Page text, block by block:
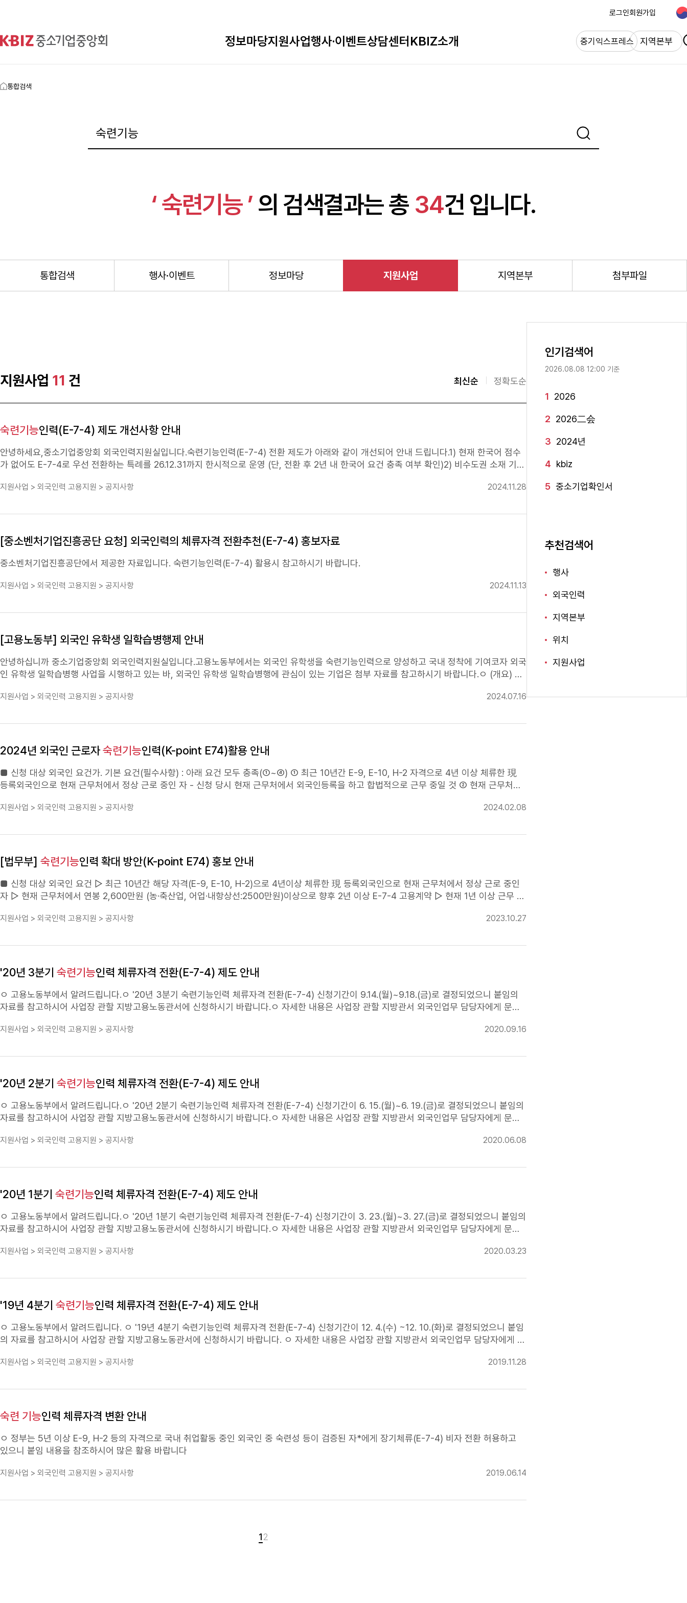
로그인회원가입
정보마당지원사업행사·이벤트상담센터KBIZ소개 중기익스프레스 지역본부
통합검색
‘ 숙련기능 ’ 의 검색결과는 총 34건 입니다.
통합검색 행사·이벤트 정보마당 지원사업 지역본부 첨부파일
지원사업 11 건 최신순 정확도순
숙련기능인력(E-7-4) 제도 개선사항 안내
안녕하세요,중소기업중앙회 외국인력지원실입니다.숙련기능인력(E-7-4) 전환 제도가 아래와 같이 개선되어 안내 드립니다.1) 현재 한국어 점수
가 없어도 E-7-4로 우선 전환하는 특례를 26.12.31까지 한시적으로 운영 (단, 전환 후 2년 내 한국어 요건 충족 여부 확인)2) 비수도권 소재 기업
액 추가 (현행: 연평균 공사금액 1억당 0.1명 = 개선: 시공능력평가액 1억당 0.4명 병행)자세한 내용은 붙임 파일을 참고 바랍니다.감사합니다.문
지원사업 > 외국인력 고용지원 > 공지사항 2024.11.28
[중소벤처기업진흥공단 요청] 외국인력의 체류자격 전환추천(E-7-4) 홍보자료
중소벤처기업진흥공단에서 제공한 자료입니다. 숙련기능인력(E-7-4) 활용시 참고하시기 바랍니다.
지원사업 > 외국인력 고용지원 > 공지사항 2024.11.13
[고용노동부] 외국인 유학생 일학습병행제 안내
안녕하십니까 중소기업중앙회 외국인력지원실입니다.고용노동부에서는 외국인 유학생을 숙련기능인력으로 양성하고 국내 정착에 기여코자 외국
인 유학생 일학습병행 사업을 시행하고 있는 바, 외국인 유학생 일학습병행에 관심이 있는 기업은 첨부 자료를 참고하시기 바랍니다.ㅇ (개요) 기
련과 이론교육 병행 - 현장에서 실제로 사용되는 시설·장비를 이용한 도제식 현장 교육훈련(OJT) - 공동훈련센터(학교)에서 체계적인 이론교육
영부 - 이메일: ettru@hrdkorea.or.kr - 유선: 052-714-8283, 8224
지원사업 > 외국인력 고용지원 > 공지사항 2024.07.16
2024년 외국인 근로자숙련기능인력(K-point E74)활용 안내
■ 신청 대상 외국인 요건가. 기본 요건(필수사항) : 아래 요건 모두 충족(①~④) ① 최근 10년간 E-9, E-10, H-2 자격으로 4년 이상 체류한 現
등록외국인으로 현재 근무처에서 정상 근로 중인 자 - 신청 당시 현재 근무처에서 외국인등록을 하고 합법적으로 근무 중일 것 ② 현재 근무처에
고용계약이 되어 있을 것 - E-7-4로 자격변경이 되면 지급 예정 연봉이 2,600만 원 이상이 되는 것으로 고용계약이 되어 있을 것​ ​(다만, 농․축산
제도 ○ (개요) 해당 외국인이 현재 1년 이상 근무 중인 기업의 대표가 추천(붙임5 추천서 발급) → “고용기업 추천”은 K-point E74 전환 시 필수
이상 등재된 국민과 취업할 수 있는 체류자격을 가진 외국인근로자 ** 허용 계산값의 소수점 이하는 올림 하며, 현재 E-9 및 E-10 외국인 근로자
를 고용하고 있는 기업의 경우 최소 1명 추천 가능 - (추천범위 예시) 상시근로자 100명인 사업장은 최대 20개(20명)의 추천권 행사 가능 ○ (추
천 제한) 시행 이후 임금 체불, 폭행 등 인권침해 발생 또는 외국인 불법 고용 시 해당 기업은 즉시 추천권 박탈 및 향후 5년간 추천 불허 ④ 점수
제 총점 300점에서 가점 포함 최소 200점 이상자[기본항목의 평균소득과 한국어능력이 각각 최소 점수(50점) 이상인 자에 한함] : 붙임1 점수표
그램 사전평가 3단계 배정(41점) 이상일 것 * 단, 재입국 공백 등으로 최근 2년 간 소득입증이 불가능한 경우, '18년~'22년 중 연간 단위로 소득
2,400만원 이상으로 완화 적용■ 신청 일정 및 방법○ (일정) '24. 2. 1.(목) ~ '24. 12. 20.(금), 쿼터 마감 전까지 상시 접수 ○ (방법) 하이코리아
끝자리에 따른 신청 요일 지정 (예: 1990년생→금요일, 1993년생→수요일, 1987년생→화요일 ․․․․․․)신청 가능 요일월화수목금출생 연도 끝자리
문의사항○ 하이코리아 www.hikorea.go.kr / 외국인종합안내센터 국번없이 1345
지원사업 > 외국인력 고용지원 > 공지사항 2024.02.08
[법무부] 숙련기능인력 확대 방안(K-point E74) 홍보 안내
■ 신청 대상 외국인 요건 ▷ 최근 10년간 해당 자격(E-9, E-10, H-2)으로 4년이상 체류한 現 등록외국인으로 현재 근무처에서 정상 근로 중인
자 ▷ 현재 근무처에서 연봉 2,600만원 (농·축산업, 어업·내항상선:2500만원)이상으로 향후 2년 이상 E-7-4 고용계약 ▷ 현재 1년 이상 근무 중
200점 이상자 ■ 신청 일정 및 방법 ▷ 일정 : '23. 9.25.(월) ~ '23.12.20.(수) 쿼터마감 전까지 상시 접수 ▷ 방법 : 하이코리아 전자민원을 통한
(예:1990년생→금요일, 1993년생→수요일, 1987년생→화요일,···)신청 가능 요일월화수목금출생 연도 끝자리1, 62, 73, 84, 95, 0 ■ 문의사
지원사업 > 외국인력 고용지원 > 공지사항 2023.10.27
'20년 3분기 숙련기능인력 체류자격 전환(E-7-4) 제도 안내
ㅇ 고용노동부에서 알려드립니다.ㅇ '20년 3분기 숙련기능인력 체류자격 전환(E-7-4) 신청기간이 9.14.(월)~9.18.(금)로 결정되었으니 붙임의
자료를 참고하시어 사업장 관할 지방고용노동관서에 신청하시기 바랍니다.ㅇ 자세한 내용은 사업장 관할 지방관서 외국인업무 담당자에게 문의
지원사업 > 외국인력 고용지원 > 공지사항 2020.09.16
'20년 2분기 숙련기능인력 체류자격 전환(E-7-4) 제도 안내
ㅇ 고용노동부에서 알려드립니다.ㅇ '20년 2분기 숙련기능인력 체류자격 전환(E-7-4) 신청기간이 6. 15.(월)~6. 19.(금)로 결정되었으니 붙임의
자료를 참고하시어 사업장 관할 지방고용노동관서에 신청하시기 바랍니다.ㅇ 자세한 내용은 사업장 관할 지방관서 외국인업무 담당자에게 문의
지원사업 > 외국인력 고용지원 > 공지사항 2020.06.08
'20년 1분기 숙련기능인력 체류자격 전환(E-7-4) 제도 안내
ㅇ 고용노동부에서 알려드립니다.ㅇ '20년 1분기 숙련기능인력 체류자격 전환(E-7-4) 신청기간이 3. 23.(월)~3. 27.(금)로 결정되었으니 붙임의
자료를 참고하시어 사업장 관할 지방고용노동관서에 신청하시기 바랍니다.ㅇ 자세한 내용은 사업장 관할 지방관서 외국인업무 담당자에게 문의
지원사업 > 외국인력 고용지원 > 공지사항 2020.03.23
'19년 4분기 숙련기능인력 체류자격 전환(E-7-4) 제도 안내
ㅇ 고용노동부에서 알려드립니다. ㅇ '19년 4분기 숙련기능인력 체류자격 전환(E-7-4) 신청기간이 12. 4.(수) ~12. 10.(화)로 결정되었으니 붙임
의 자료를 참고하시어 사업장 관할 지방고용노동관서에 신청하시기 바랍니다. ㅇ 자세한 내용은 사업장 관할 지방관서 외국인업무 담당자에게 문
지원사업 > 외국인력 고용지원 > 공지사항 2019.11.28
숙련 기능인력 체류자격 변환 안내
ㅇ 정부는 5년 이상 E-9, H-2 등의 자격으로 국내 취업활동 중인 외국인 중 숙련성 등이 검증된 자*에게 장기체류(E-7-4) 비자 전환 허용하고
있으니 붙임 내용을 참조하시어 많은 활용 바랍니다
지원사업 > 외국인력 고용지원 > 공지사항 2019.06.14
12
인기검색어
2026.08.08 12:00 기준
1 2026
2 2026二会
3 2024년
4 kbiz
5 중소기업확인서
추천검색어
행사
외국인력
지역본부
위치
지원사업